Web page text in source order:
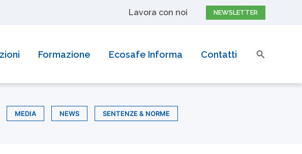
Lavora con noi NEWSLETTER
Formazione Ecosafe Informa Contatti Cerca
MEDIA NEWS SENTENZE & NORME